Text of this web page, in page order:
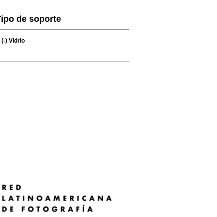
de soporte
(-) Vidrio